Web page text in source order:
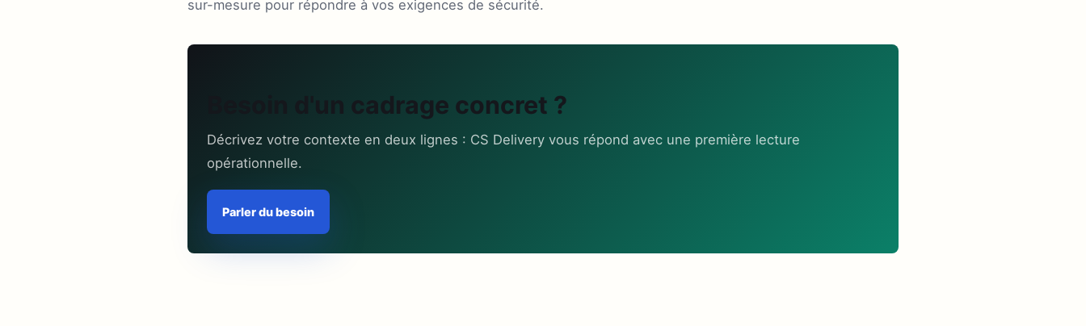
sur-mesure pour répondre à vos exigences de sécurité.
Besoin d'un cadrage concret ?
Décrivez votre contexte en deux lignes : CS Delivery vous répond avec une première lecture
opérationnelle.
Parler du besoin